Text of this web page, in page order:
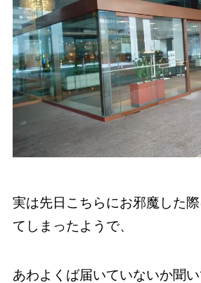
実は先日こちらにお邪魔した
てしまったようで、
あわよくば届いていないか聞